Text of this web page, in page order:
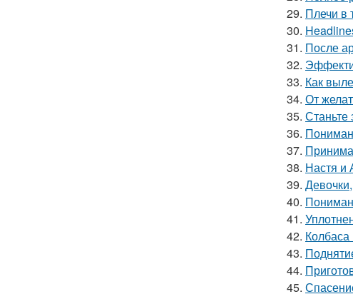
29. Плечи в
30.
31. После
32.
33. Как
34. От
35. Станьте
36.
37.
38. Настя и
39.
40.
41.
42.
43.
44.
45.